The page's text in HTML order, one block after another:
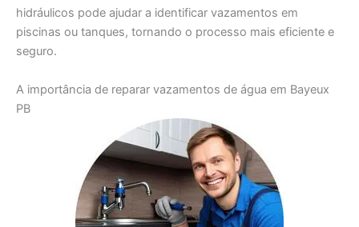
hidráulicos pode ajudar a identificar vazamentos em
piscinas ou tanques, tornando o processo mais eficiente e
seguro.
A importância de reparar vazamentos de água em Bayeux
PB